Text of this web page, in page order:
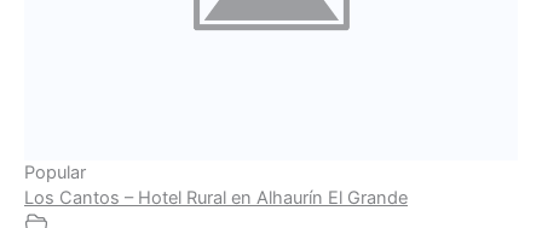
Popular
Los Cantos – Hotel Rural en Alhaurín El Grande